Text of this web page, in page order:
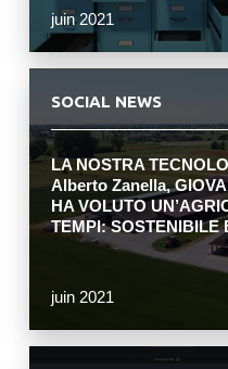
juin 2021
SOCIAL NEWS
LA NOSTRA
Alberto Zanella,
HA VOLUTO
TEMPI: SOSTENIBILE
juin 2021